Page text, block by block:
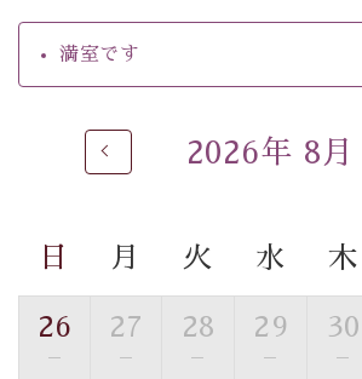
【温泉】
るご入浴をお愉しみください。
■お座敷風呂（大浴場）
す。
※男性大浴場までのご移動には階段が
ご了承のほどお願いいたします。
満室です
2026年 8月
日 月 火 水 木
26
—
27
—
28
—
29
—
30
—